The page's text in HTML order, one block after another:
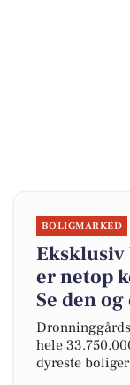
BOLIGMARKED
er netop
Se den
hele
dyreste